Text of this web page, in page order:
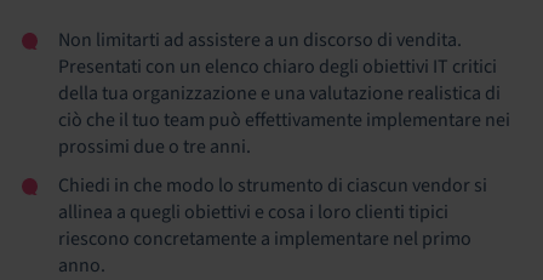
Non limitarti ad assistere a un discorso di vendita.
Presentati con un elenco chiaro degli obiettivi IT critici
della tua organizzazione e una valutazione realistica di
ciò che il tuo team può effettivamente implementare nei
prossimi due o tre anni.
Chiedi in che modo lo strumento di ciascun vendor si
allinea a quegli obiettivi e cosa i loro clienti tipici
riescono concretamente a implementare nel primo
anno.